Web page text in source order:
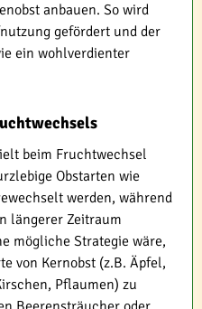
anbauen. So wird
gefördert und der
ein wohlverdienter
beim Fruchtwechsel
Obstarten wie
werden, während
längerer Zeitraum
mögliche Strategie wäre,
von Kernobst (z.B. Äpfel,
Pflaumen) zu